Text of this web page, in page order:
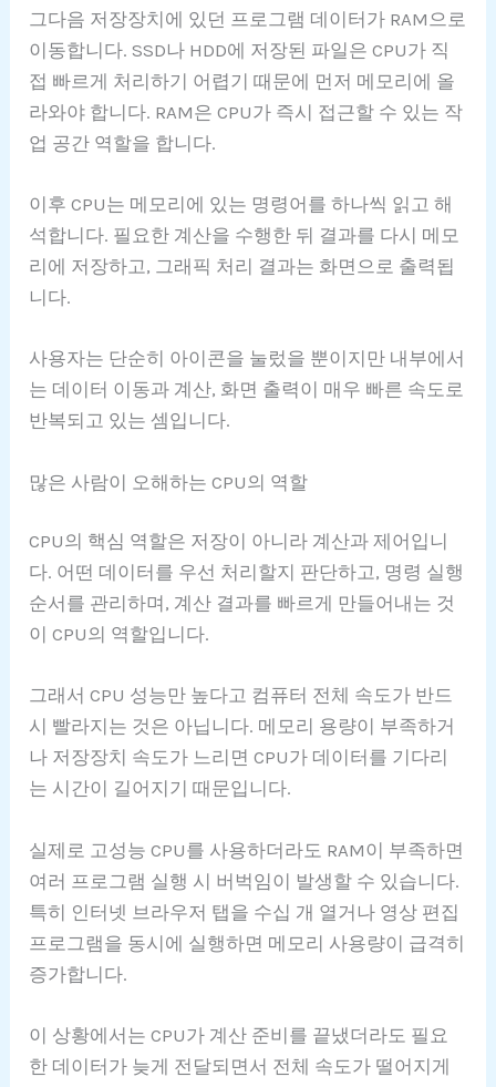
그다음 저장장치에 있던 프로그램 데이터가 RAM으로
이동합니다. SSD나 HDD에 저장된 파일은 CPU가 직
접 빠르게 처리하기 어렵기 때문에 먼저 메모리에 올
라와야 합니다. RAM은 CPU가 즉시 접근할 수 있는 작
업 공간 역할을 합니다.
이후 CPU는 메모리에 있는 명령어를 하나씩 읽고 해
석합니다. 필요한 계산을 수행한 뒤 결과를 다시 메모
리에 저장하고, 그래픽 처리 결과는 화면으로 출력됩
니다.
사용자는 단순히 아이콘을 눌렀을 뿐이지만 내부에서
는 데이터 이동과 계산, 화면 출력이 매우 빠른 속도로
반복되고 있는 셈입니다.
많은 사람이 오해하는 CPU의 역할
CPU의 핵심 역할은 저장이 아니라 계산과 제어입니
다. 어떤 데이터를 우선 처리할지 판단하고, 명령 실행
순서를 관리하며, 계산 결과를 빠르게 만들어내는 것
이 CPU의 역할입니다.
그래서 CPU 성능만 높다고 컴퓨터 전체 속도가 반드
시 빨라지는 것은 아닙니다. 메모리 용량이 부족하거
나 저장장치 속도가 느리면 CPU가 데이터를 기다리
는 시간이 길어지기 때문입니다.
실제로 고성능 CPU를 사용하더라도 RAM이 부족하면
여러 프로그램 실행 시 버벅임이 발생할 수 있습니다.
특히 인터넷 브라우저 탭을 수십 개 열거나 영상 편집
프로그램을 동시에 실행하면 메모리 사용량이 급격히
증가합니다.
이 상황에서는 CPU가 계산 준비를 끝냈더라도 필요
한 데이터가 늦게 전달되면서 전체 속도가 떨어지게